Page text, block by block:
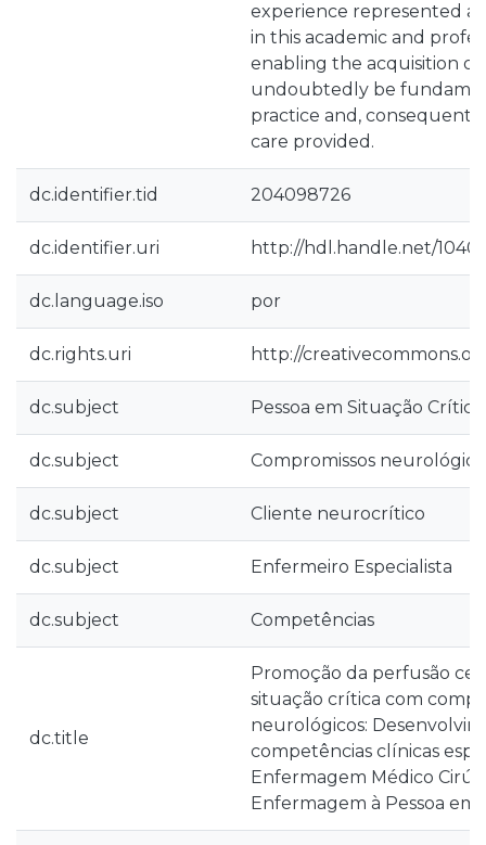
experience represented a
in this academic and
enabling the acquisition of
undoubtedly be
practice and,
care provided.
dc.identifier.tid 204098726
dc.identifier.uri http://hdl.handle.net/
dc.language.iso por
dc.rights.uri http://
dc.subject Pessoa em Situação Crítica
dc.subject Compromissos
dc.subject Cliente neurocrítico
dc.subject Enfermeiro Especialista
dc.subject Competências
dc.title
Promoção da perfusão
situação crítica com
neurológicos:
competências clínicas
Enfermagem Médico
Enfermagem à Pessoa em